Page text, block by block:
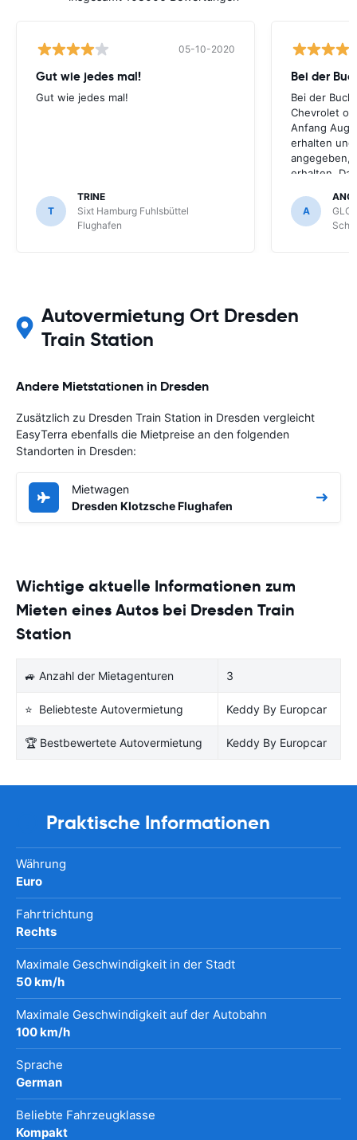
05-10-2020
Gut wie jedes mal!
Gut wie jedes mal!
T
TRINE
Sixt Hamburg Fuhlsbüttel
Flughafen
Bei der
Bei der
Chevrolet
Anfang
erhalten
angegeben,
erhalten.
optimal,
Schönefeld
A
Autovermietung Ort Dresden
Train Station
Andere Mietstationen in Dresden
Zusätzlich zu Dresden Train Station in Dresden vergleicht
EasyTerra ebenfalls die Mietpreise an den folgenden
Standorten in Dresden:
Mietwagen
Dresden Klotzsche Flughafen
Wichtige aktuelle Informationen zum
Mieten eines Autos bei Dresden Train
Station
🚙 Anzahl der Mietagenturen 3
⭐ Beliebteste Autovermietung Keddy By Europcar
🏆 Bestbewertete Autovermietung Keddy By Europcar
Praktische Informationen
Währung
Euro
Fahrtrichtung
Rechts
Maximale Geschwindigkeit in der Stadt
50 km/h
Maximale Geschwindigkeit auf der Autobahn
100 km/h
Sprache
German
Beliebte Fahrzeugklasse
Kompakt